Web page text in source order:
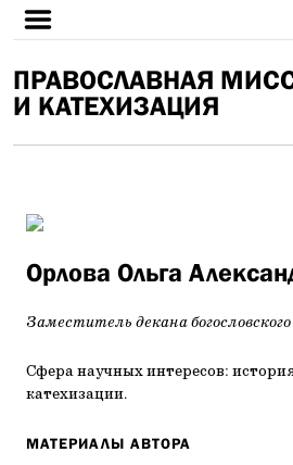
ПРАВОСЛАВНАЯ
И КАТЕХИЗАЦИЯ
Орлова Ольга
Заместитель декана
Сфера научных интересов:
катехизации.
МАТЕРИАЛЫ АВТОРА